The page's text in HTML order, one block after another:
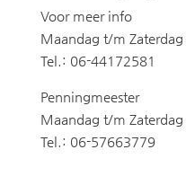
Voor meer info
Maandag t/m
Tel.: 06-44172581
Penningmeester
Maandag t/m
Tel.: 06-57663779